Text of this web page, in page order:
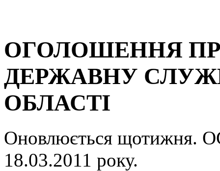
ОГОЛОШЕННЯ
ДЕРЖАВНУ
ОБЛАСТІ
Оновлюється
18.03.2011 року.